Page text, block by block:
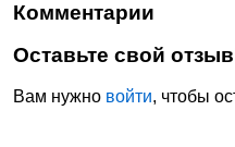
Комментарии
Оставьте свой
Вам нужно войти, чтобы